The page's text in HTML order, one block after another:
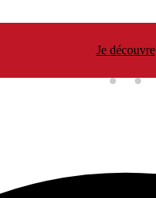
Je découvre